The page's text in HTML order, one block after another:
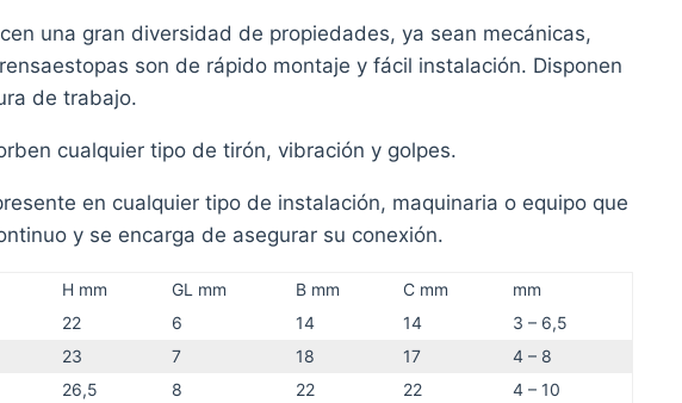
una gran diversidad de propiedades, ya sean mecánicas,
son de rápido montaje y fácil instalación. Disponen
de trabajo.
cualquier tipo de tirón, vibración y golpes.
en cualquier tipo de instalación, maquinaria o equipo que
y se encarga de asegurar su conexión.
H mm GL mm B mm C mm
mm
22 6 14 14
3 – 6,5
23 7 18 17
4 – 8
26,5 8 22 22
4 – 10